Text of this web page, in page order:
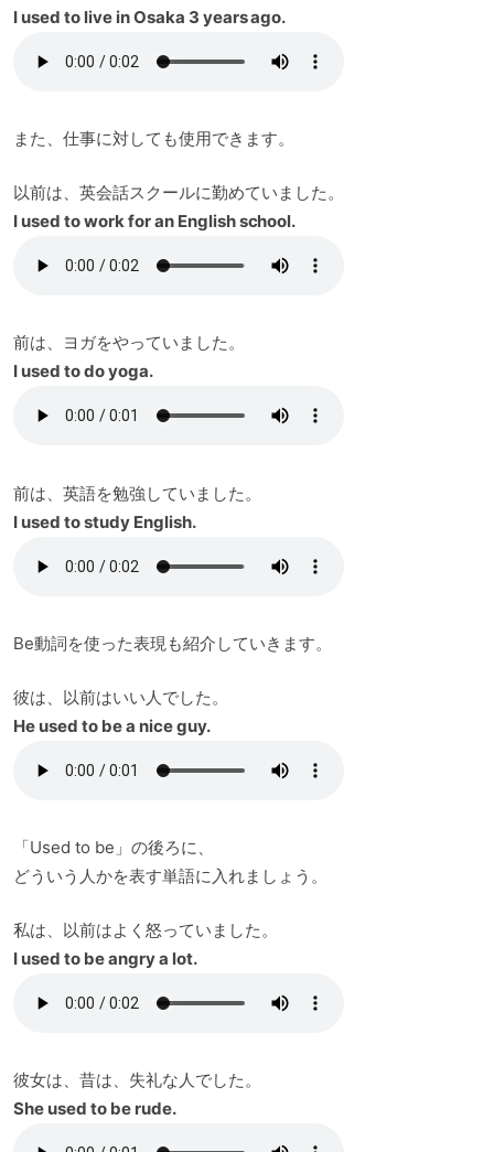
I used to live in Osaka 3 years ago.
また、仕事に対しても使用できます。
以前は、英会話スクールに勤めていました。
I used to work for an English school.
前は、ヨガをやっていました。
I used to do yoga.
前は、英語を勉強していました。
I used to study English.
Be動詞を使った表現も紹介していきます。
彼は、以前はいい人でした。
He used to be a nice guy.
「Used to be」の後ろに、
どういう人かを表す単語に入れましょう。
私は、以前はよく怒っていました。
I used to be angry a lot.
彼女は、昔は、失礼な人でした。
She used to be rude.